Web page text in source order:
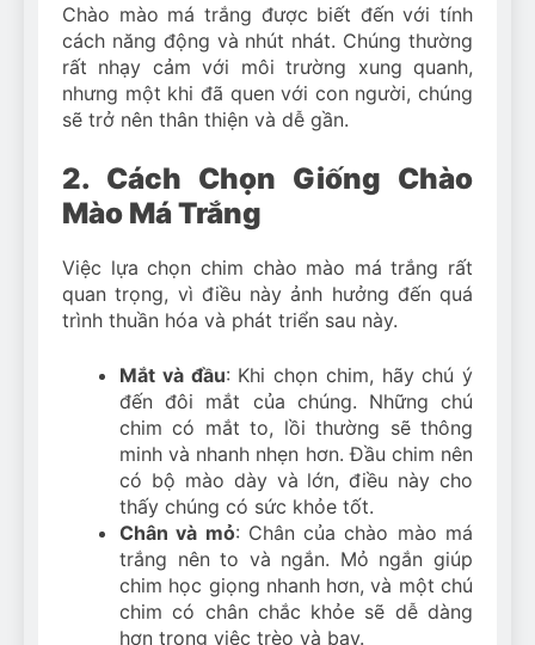
Chào mào má trắng được biết đến với tính
cách năng động và nhút nhát. Chúng thường
rất nhạy cảm với môi trường xung quanh,
nhưng một khi đã quen với con người, chúng
sẽ trở nên thân thiện và dễ gần.
2. Cách Chọn Giống Chào
Mào Má Trắng
Việc lựa chọn chim chào mào má trắng rất
quan trọng, vì điều này ảnh hưởng đến quá
trình thuần hóa và phát triển sau này.
Mắt và đầu: Khi chọn chim, hãy chú ý
đến đôi mắt của chúng. Những chú
chim có mắt to, lồi thường sẽ thông
minh và nhanh nhẹn hơn. Đầu chim nên
có bộ mào dày và lớn, điều này cho
thấy chúng có sức khỏe tốt.
Chân và mỏ: Chân của chào mào má
trắng nên to và ngắn. Mỏ ngắn giúp
chim học giọng nhanh hơn, và một chú
chim có chân chắc khỏe sẽ dễ dàng
hơn trong việc trèo và bay.